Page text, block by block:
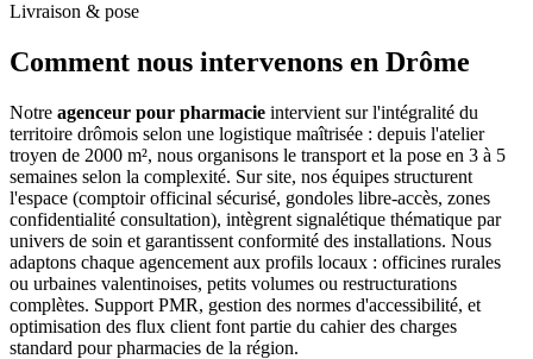
Livraison & pose
Comment nous intervenons en Drôme
Notre agenceur pour pharmacie intervient sur l'intégralité du
territoire drômois selon une logistique maîtrisée : depuis l'atelier
troyen de 2000 m², nous organisons le transport et la pose en 3 à 5
semaines selon la complexité. Sur site, nos équipes structurent
l'espace (comptoir officinal sécurisé, gondoles libre-accès, zones
confidentialité consultation), intègrent signalétique thématique par
univers de soin et garantissent conformité des installations. Nous
adaptons chaque agencement aux profils locaux : officines rurales
ou urbaines valentinoises, petits volumes ou restructurations
complètes. Support PMR, gestion des normes d'accessibilité, et
optimisation des flux client font partie du cahier des charges
standard pour pharmacies de la région.